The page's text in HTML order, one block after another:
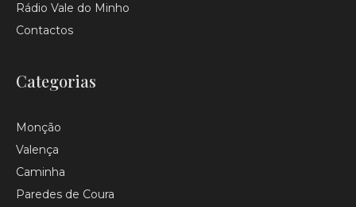
Rádio Vale do Minho
Contactos
Categorias
Monção
Valença
Caminha
Paredes de Coura